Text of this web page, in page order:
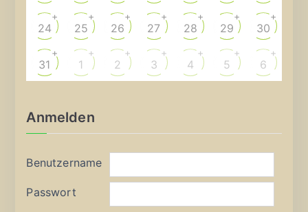
24
+
25
+
26
+
27
+
28
+
29
+
30
+
31
+
1
+
2
+
3
+
4
+
5
+
6
+
Anmelden
Benutzername
Passwort